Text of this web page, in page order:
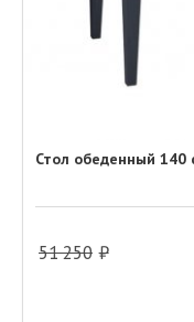
Стол обеденный 140
51 250